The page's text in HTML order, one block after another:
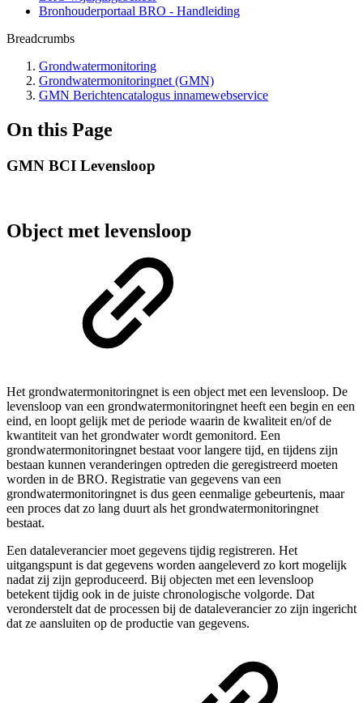
Bronhouderportaal BRO - Handleiding
Breadcrumbs
Grondwatermonitoring
Grondwatermonitoringnet (GMN)
GMN Berichtencatalogus innamewebservice
On this Page
GMN BCI Levensloop
Object met levensloop
Het grondwatermonitoringnet is een object met een levensloop. De
levensloop van een grondwatermonitoringnet heeft een begin en een
eind, en loopt gelijk met de periode waarin de kwaliteit en/of de
kwantiteit van het grondwater wordt gemonitord. Een
grondwatermonitoringnet bestaat voor langere tijd, en tijdens zijn
bestaan kunnen veranderingen optreden die geregistreerd moeten
worden in de BRO. Registratie van gegevens van een
grondwatermonitoringnet is dus geen eenmalige gebeurtenis, maar
een proces dat zo lang duurt als het grondwatermonitoringnet
bestaat.
Een dataleverancier moet gegevens tijdig registreren. Het
uitgangspunt is dat gegevens worden aangeleverd zo kort mogelijk
nadat zij zijn geproduceerd. Bij objecten met een levensloop
betekent tijdig ook in de juiste chronologische volgorde. Dat
veronderstelt dat de processen bij de dataleverancier zo zijn ingericht
dat ze aansluiten op de productie van gegevens.